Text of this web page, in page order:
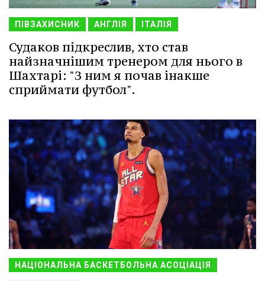
ПІВЗАХИСНИК АНГЛІЯ ІТАЛІЯ
Судаков підкреслив, хто став
найзначнішим тренером для нього в
Шахтарі: "З ним я почав інакше
сприймати футбол".
НАЦІОНАЛЬНА БАСКЕТБОЛЬНА АСОЦІАЦІЯ